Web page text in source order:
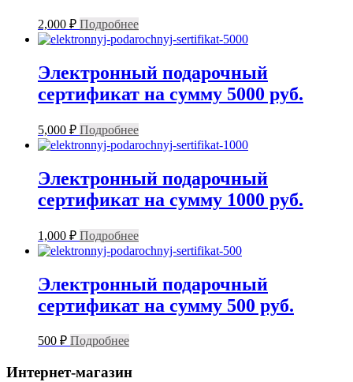
2,000 ₽ Подробнее
Электронный подарочный
сертификат на сумму 5000 руб.
5,000 ₽ Подробнее
Электронный подарочный
сертификат на сумму 1000 руб.
1,000 ₽ Подробнее
Электронный подарочный
сертификат на сумму 500 руб.
500 ₽ Подробнее
Интернет-магазин